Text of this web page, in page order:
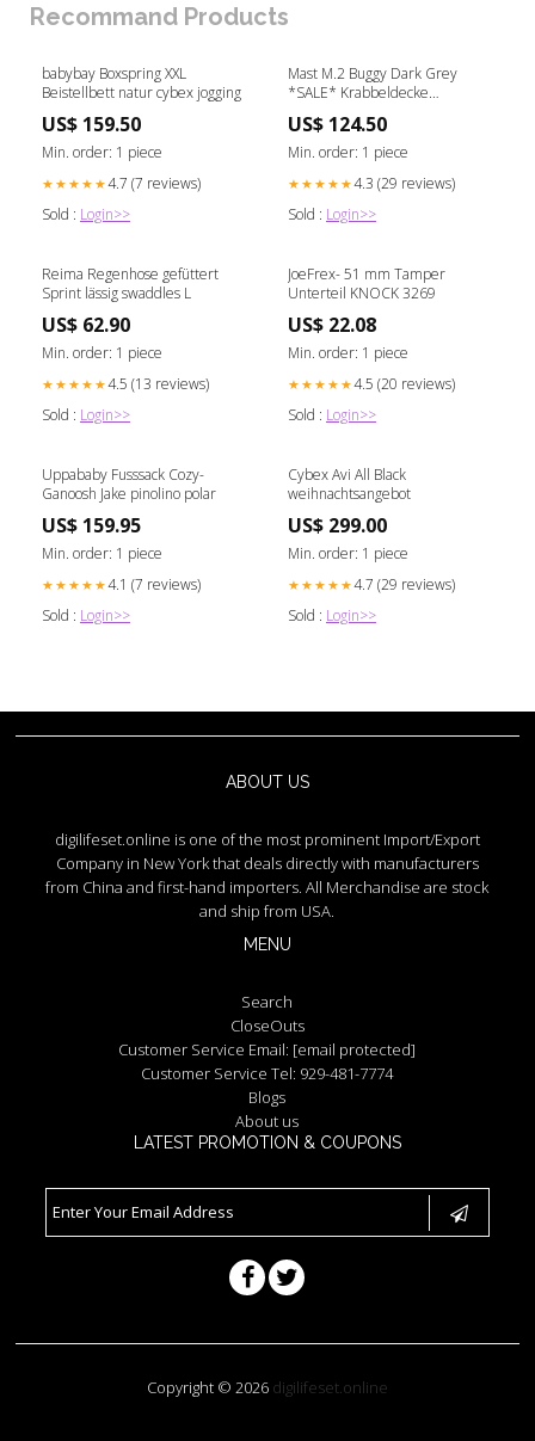
Recommand Products
babybay Boxspring XXL
Beistellbett natur cybex jogging
US$ 159.50
Min. order: 1 piece
★★★★★4.7 (7 reviews)
Sold : Login>>
Mast M.2 Buggy Dark Grey
*SALE* Krabbeldecke
US$ 124.50
Min. order: 1 piece
★★★★★4.3 (29 reviews)
Sold : Login>>
Reima Regenhose gefüttert
Sprint lässig swaddles L
US$ 62.90
Min. order: 1 piece
★★★★★4.5 (13 reviews)
Sold : Login>>
JoeFrex- 51 mm Tamper
Unterteil KNOCK 3269
US$ 22.08
Min. order: 1 piece
★★★★★4.5 (20 reviews)
Sold : Login>>
Uppababy Fusssack Cozy-
Ganoosh Jake pinolino polar
US$ 159.95
Min. order: 1 piece
★★★★★4.1 (7 reviews)
Sold : Login>>
Cybex Avi All Black
weihnachtsangebot
US$ 299.00
Min. order: 1 piece
★★★★★4.7 (29 reviews)
Sold : Login>>
ABOUT US
digilifeset.online is one of the most prominent Import/Export
Company in New York that deals directly with manufacturers
from China and first-hand importers. All Merchandise are stock
and ship from USA.
MENU
Search
CloseOuts
Customer Service Email: [email protected]
Customer Service Tel: 929-481-7774
Blogs
About us
LATEST PROMOTION & COUPONS
Copyright © 2026 digilifeset.online